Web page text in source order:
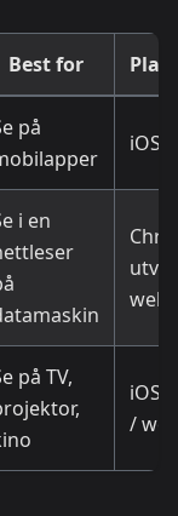
Best for
på
iOS
i en
på TV,
iOS
/